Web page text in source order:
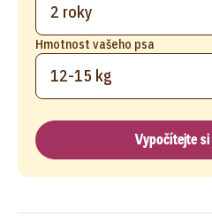
2 roky
Hmotnost vašeho psa
12-15 kg
Vypočítejte